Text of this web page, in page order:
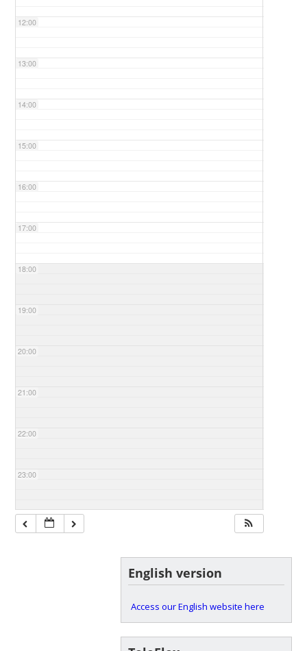
12:00
13:00
14:00
15:00
16:00
17:00
18:00
19:00
20:00
21:00
22:00
23:00
English version
Access our English website here